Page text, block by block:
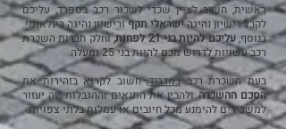
ראשית, חשוב לציין שכדי לשכור רכב בספרד, עליכם
לקבל רישיון נהיגהישראלי תקףורישיון נהיגה בינלאומי.
בנוסף,עליכם להיות בני 21 לפחות,
וחלק חברות השכרת
רכב עשויות לדרוש מכם להיות בני 25 ומעלה.
בעת השכרת רכבבמדריד,חשוב לקרוא בזהירות את
הסכם ההשכרהולהבין את התנאים וההגבלות. זה יעזור
למשכירים להימנע מכל חיובים או עמלות בלתי צפויות.